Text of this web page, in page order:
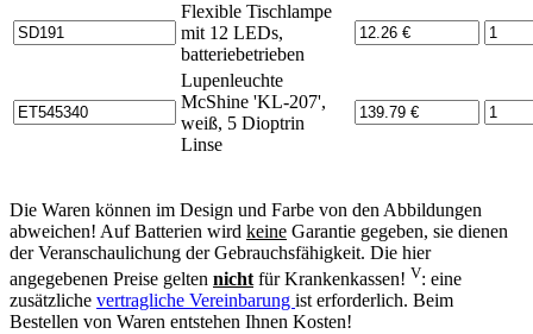
Flexible Tischlampe
mit 12 LEDs,
batteriebetrieben
Lupenleuchte
McShine 'KL-207',
weiß, 5 Dioptrin
Linse
Die Waren können im Design und Farbe von den Abbildungen
abweichen! Auf Batterien wird keine Garantie gegeben, sie dienen
der Veranschaulichung der Gebrauchsfähigkeit. Die hier
angegebenen Preise gelten nichtfür Krankenkassen! V: eine
zusätzliche vertragliche Vereinbarung ist erforderlich. Beim
Bestellen von Waren entstehen Ihnen Kosten!